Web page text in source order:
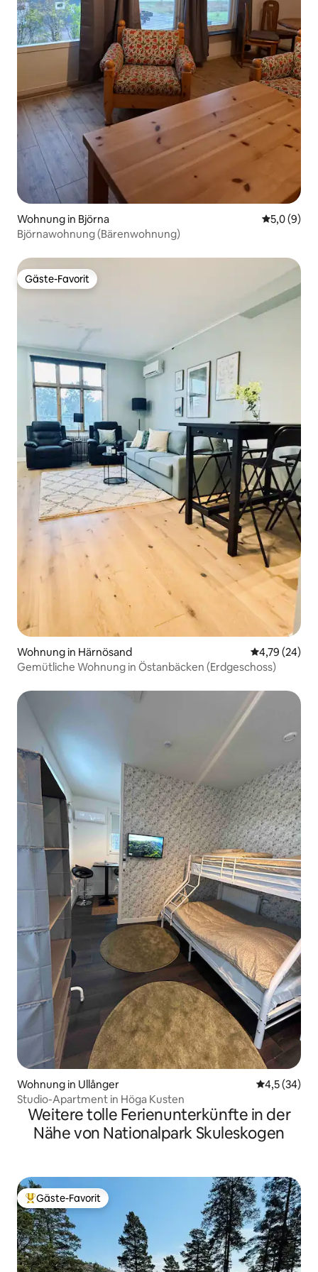
Wohnung in Björna
5,0 (9)
Björnawohnung (Bärenwohnung)
Gäste-Favorit
Gäste-Favorit
Wohnung in Härnösand
4,79 (24)
Gemütliche Wohnung in Östanbäcken (Erdgeschoss)
Wohnung in Ullånger
4,5 (34)
Studio-Apartment in Höga Kusten
Weitere tolle Ferienunterkünfte in der
Nähe von Nationalpark Skuleskogen
Beliebter Gäste-Favorit.
Gäste-Favorit